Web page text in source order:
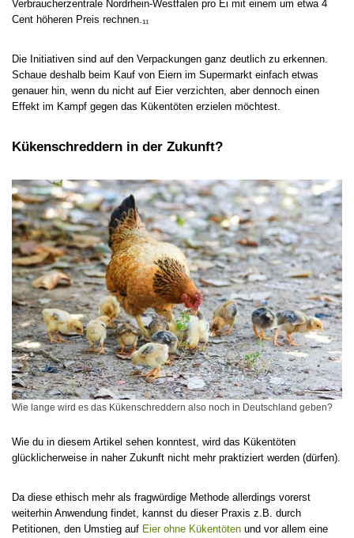
Verbraucherzentrale Nordrhein-Westfalen pro Ei mit einem um etwa 4
Cent höheren Preis rechnen.₁₁
Die Initiativen sind auf den Verpackungen ganz deutlich zu erkennen.
Schaue deshalb beim Kauf von Eiern im Supermarkt einfach etwas
genauer hin, wenn du nicht auf Eier verzichten, aber dennoch einen
Effekt im Kampf gegen das Kükentöten erzielen möchtest.
Kükenschreddern in der Zukunft?
Wie lange wird es das Kükenschreddern also noch in Deutschland geben?
Wie du in diesem Artikel sehen konntest, wird das Kükentöten
glücklicherweise in naher Zukunft nicht mehr praktiziert werden (dürfen).
Da diese ethisch mehr als fragwürdige Methode allerdings vorerst
weiterhin Anwendung findet, kannst du dieser Praxis z.B. durch
Petitionen, den Umstieg auf Eier ohne Kükentöten und vor allem eine